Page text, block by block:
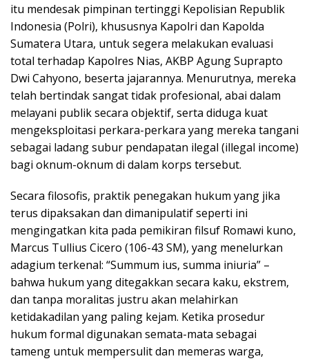
itu mendesak pimpinan tertinggi Kepolisian Republik
Indonesia (Polri), khususnya Kapolri dan Kapolda
Sumatera Utara, untuk segera melakukan evaluasi
total terhadap Kapolres Nias, AKBP Agung Suprapto
Dwi Cahyono, beserta jajarannya. Menurutnya, mereka
telah bertindak sangat tidak profesional, abai dalam
melayani publik secara objektif, serta diduga kuat
mengeksploitasi perkara-perkara yang mereka tangani
sebagai ladang subur pendapatan ilegal (illegal income)
bagi oknum-oknum di dalam korps tersebut.
Secara filosofis, praktik penegakan hukum yang jika
terus dipaksakan dan dimanipulatif seperti ini
mengingatkan kita pada pemikiran filsuf Romawi kuno,
Marcus Tullius Cicero (106-43 SM), yang menelurkan
adagium terkenal: “Summum ius, summa iniuria” –
bahwa hukum yang ditegakkan secara kaku, ekstrem,
dan tanpa moralitas justru akan melahirkan
ketidakadilan yang paling kejam. Ketika prosedur
hukum formal digunakan semata-mata sebagai
tameng untuk mempersulit dan memeras warga,